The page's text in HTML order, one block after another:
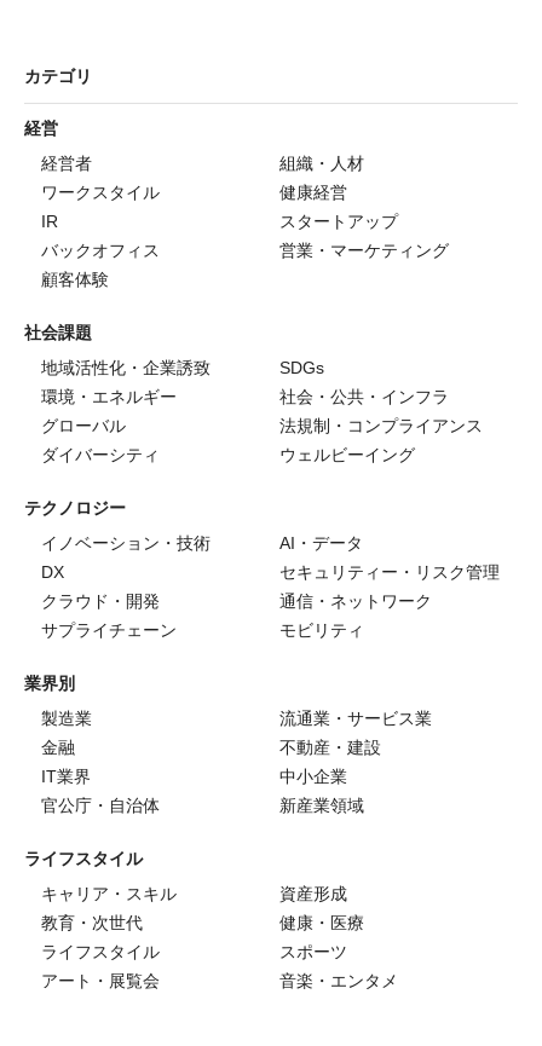
カテゴリ
経営
経営者
組織・人材
ワークスタイル
健康経営
IR
スタートアップ
バックオフィス
営業・マーケティング
顧客体験
社会課題
地域活性化・企業誘致
SDGs
環境・エネルギー
社会・公共・インフラ
グローバル
法規制・コンプライアンス
ダイバーシティ
ウェルビーイング
テクノロジー
イノベーション・技術
AI・データ
DX
セキュリティー・リスク管理
クラウド・開発
通信・ネットワーク
サプライチェーン
モビリティ
業界別
製造業
流通業・サービス業
金融
不動産・建設
IT業界
中小企業
官公庁・自治体
新産業領域
ライフスタイル
キャリア・スキル
資産形成
教育・次世代
健康・医療
ライフスタイル
スポーツ
アート・展覧会
音楽・エンタメ